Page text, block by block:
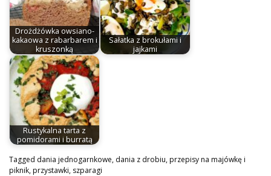
Drożdżówka owsiano-
kakaowa z rabarbarem i
kruszonką
Sałatka z brokułami i
jajkami
Rustykalna tarta z
pomidorami i burratą
Tagged dania jednogarnkowe, dania z drobiu,przepisy na majówkę i
piknik,przystawki, szparagi